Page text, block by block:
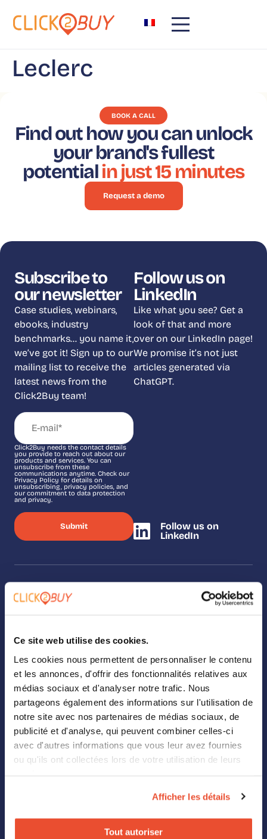
Ce site web utilise des cookies.
Les cookies nous permettent de personnaliser le contenu
et les annonces, d'offrir des fonctionnalités relatives aux
médias sociaux et d'analyser notre trafic. Nous
partageons également des informations sur l'utilisation de
notre site avec nos partenaires de médias sociaux, de
publicité et d'analyse, qui peuvent combiner celles-ci
avec d'autres informations que vous leur avez fournies
ou qu'ils ont collectées lors de votre utilisation de leurs
Afficher les détails
Tout autoriser
Leclerc
BOOK A CALL
Find out how you can unlock
your brand's fullest
potentialin just 15 minutes
Request a demo
Subscribe to
our newsletter
Case studies, webinars,
ebooks, industry
benchmarks… you name it,
we’ve got it! Sign up to our
mailing list to receive the
latest news from the
Click2Buy team!
Click2Buy needs the contact details
you provide to reach out about our
products and services. You can
unsubscribe from these
communications anytime. Check our
Privacy Policy for details on
unsubscribing, privacy policies, and
our commitment to data protection
and privacy.
Follow us on
LinkedIn
Like what you see? Get a
look of that and more
over on our LinkedIn page!
We promise it’s not just
articles generated via
ChatGPT.
Follow us on
LinkedIn
SOLUTIONS
Analytics
Landing Page Builder
Digital Shelf
Retail Media
Our values